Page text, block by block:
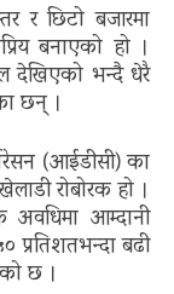
र छिटो बजारमा
बनाएको हो ।
देखिएको भन्दै धेरै
छन् ।
(आईडीसी) का
रोबोरक हो ।
अवधिमा आम्दानी
प्रतिशतभन्दा बढी
छ ।